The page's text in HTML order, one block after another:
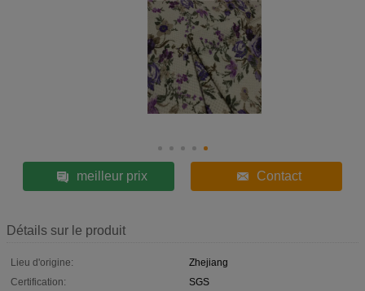
meilleur prix Contact
Détails sur le produit
Lieu d'origine:
Zhejiang
Certification:
SGS